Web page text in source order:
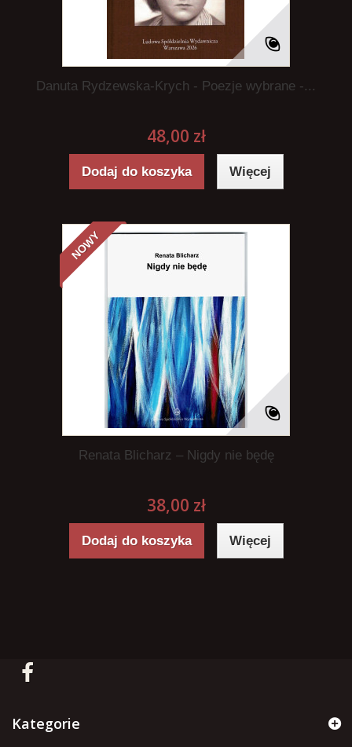
Danuta Rydzewska-Krych - Poezje wybrane -...
48,00 zł
Dodaj do koszyka Więcej
NOWY
Renata Blicharz – Nigdy nie będę
38,00 zł
Dodaj do koszyka Więcej
Kategorie